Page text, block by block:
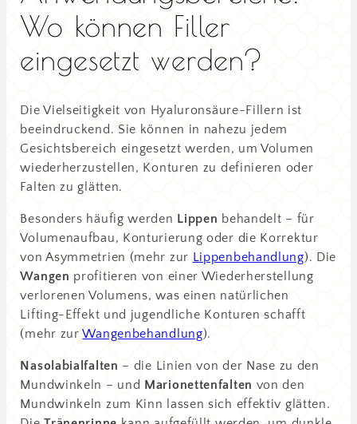
Wo können Filler
eingesetzt werden?
Die Vielseitigkeit von Hyaluronsäure-Fillern ist
beeindruckend. Sie können in nahezu jedem
Gesichtsbereich eingesetzt werden, um Volumen
wiederherzustellen, Konturen zu definieren oder
Falten zu glätten.
Besonders häufig werden Lippen behandelt – für
Volumenaufbau, Konturierung oder die Korrektur
von Asymmetrien (mehr zur Lippenbehandlung). Die
Wangen profitieren von einer Wiederherstellung
verlorenen Volumens, was einen natürlichen
Lifting-Effekt und jugendliche Konturen schafft
(mehr zurWangenbehandlung).
Nasolabialfalten – die Linien von der Nase zu den
Mundwinkeln – und Marionettenfalten von den
Mundwinkeln zum Kinn lassen sich effektiv glätten.